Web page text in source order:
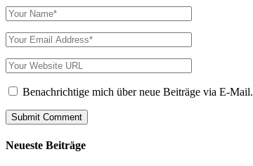
Benachrichtige mich über neue Beiträge via E-Mail.
Neueste Beiträge